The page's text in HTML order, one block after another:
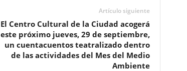
Artículo siguiente
El Centro Cultural de la Ciudad acogerá
este próximo jueves, 29 de septiembre,
un cuentacuentos teatralizado dentro
de las actividades del Mes del Medio
Ambiente